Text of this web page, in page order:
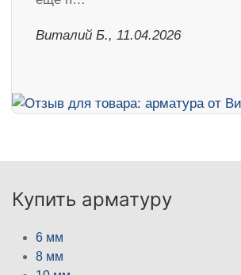
Виталий Б., 11.04.2026
Купить арматуру
6 мм
8 мм